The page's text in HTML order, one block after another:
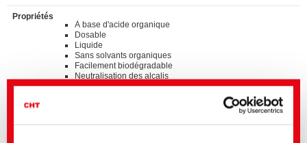
Propriétés
À base d'acide organique
Dosable
Liquide
Sans solvants organiques
Facilement biodégradable
Neutralisation des alcalis
Mélange d'acides
Standards